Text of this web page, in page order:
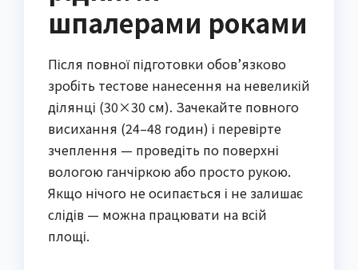
шпалерами роками
Після повної підготовки обов’язково
зробіть тестове нанесення на невеликій
ділянці (30×30 см). Зачекайте повного
висихання (24–48 годин) і перевірте
зчеплення — проведіть по поверхні
вологою ганчіркою або просто рукою.
Якщо нічого не осипається і не залишає
слідів — можна працювати на всій
площі.